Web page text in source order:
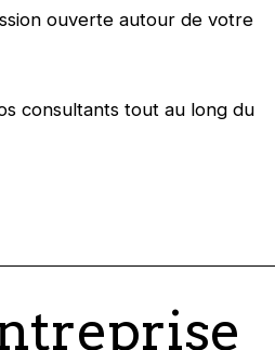
ouverte autour de votre
consultants tout au long du